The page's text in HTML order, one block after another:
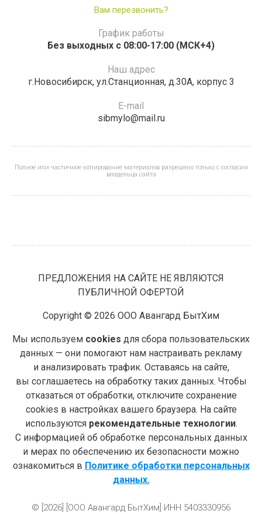
Вам перезвонить?
График работы
Без выходных с 08:00-17:00 (МСК+4)
Наш адрес
г.Новосибирск, ул.Станционная, д.30А, корпус 3
E-mail
sibmylo@mail.ru
Полное или частичное копирование материалов разрешено только с согласия
владельца сайта
ПРЕДЛОЖЕНИЯ НА САЙТЕ НЕ ЯВЛЯЮТСЯ
ПУБЛИЧНОЙ ОФЕРТОЙ
Copyright © 2026 ООО Авангард БытХим
Мы используем cookies для сбора пользовательских
данных — они помогают нам настраивать рекламу
и анализировать трафик. Оставаясь на сайте,
вы соглашаетесь на обработку таких данных. Чтобы
отказаться от обработки, отключите сохранение
cookies в настройках вашего браузера. На сайте
используются рекомендательные технологии.
С информацией об обработке персональных данных
и мерах по обеспечению их безопасности можно
ознакомиться в Политике обработки персональных
данных.
© [2026] [ООО Авангард БытХим] ИНН 5403330956